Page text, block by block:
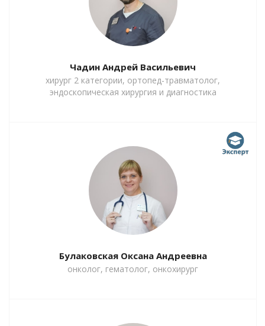
Чадин Андрей Васильевич
хирург 2 категории, ортопед-травматолог,
эндоскопическая хирургия и диагностика
Булаковская Оксана Андреевна
онколог, гематолог, онкохирург